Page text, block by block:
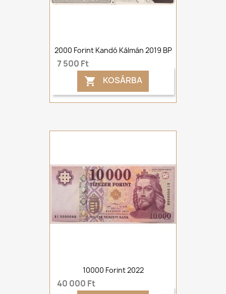
2000 Forint Kandó Kálmán 2019 BP
7 500 Ft
 KOSÁRBA
10000 Forint 2022
40 000 Ft